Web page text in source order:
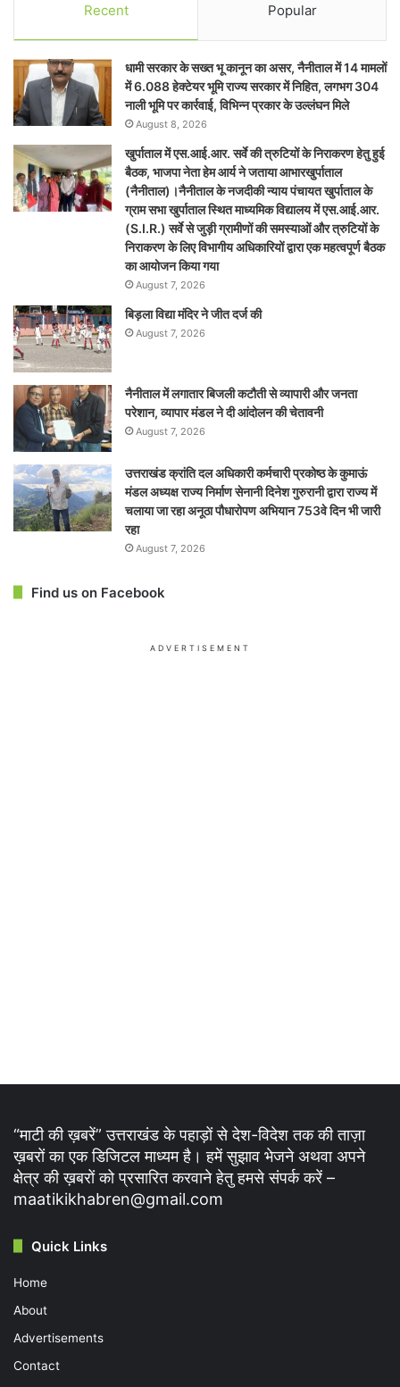
Recent Popular
धामी सरकार के सख्त भू कानून का असर, नैनीताल में 14 मामलों
में 6.088 हेक्टेयर भूमि राज्य सरकार में निहित, लगभग 304
नाली भूमि पर कार्रवाई, विभिन्न प्रकार के उल्लंघन मिले
August 8, 2026
खुर्पाताल में एस.आई.आर. सर्वे की त्रुटियों के निराकरण हेतु हुई
बैठक, भाजपा नेता हेम आर्य ने जताया आभारखुर्पाताल
(नैनीताल)।नैनीताल के नजदीकी न्याय पंचायत खुर्पाताल के
ग्राम सभा खुर्पाताल स्थित माध्यमिक विद्यालय में एस.आई.आर.
(S.I.R.) सर्वे से जुड़ी ग्रामीणों की समस्याओं और त्रुटियों के
निराकरण के लिए विभागीय अधिकारियों द्वारा एक महत्वपूर्ण बैठक
का आयोजन किया गया
August 7, 2026
बिड़ला विद्या मंदिर ने जीत दर्ज की
August 7, 2026
नैनीताल में लगातार बिजली कटौती से व्यापारी और जनता
परेशान, व्यापार मंडल ने दी आंदोलन की चेतावनी
August 7, 2026
उत्तराखंड क्रांति दल अधिकारी कर्मचारी प्रकोष्ठ के कुमाऊं
मंडल अध्यक्ष राज्य निर्माण सेनानी दिनेश गुरुरानी द्वारा राज्य में
चलाया जा रहा अनूठा पौधारोपण अभियान 753वे दिन भी जारी
रहा
August 7, 2026
Find us on Facebook
ADVERTISEMENT
“माटी की ख़बरें” उत्तराखंड के पहाड़ों से देश-विदेश तक की ताज़ा
ख़बरों का एक डिजिटल माध्यम है। हमें सुझाव भेजने अथवा अपने
क्षेत्र की ख़बरों को प्रसारित करवाने हेतु हमसे संपर्क करें –
maatikikhabren@gmail.com
Quick Links
Home
About
Advertisements
Contact